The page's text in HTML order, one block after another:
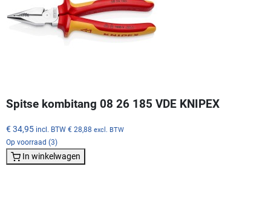
Spitse kombitang 08 26 185 VDE KNIPEX
€ 34,95 incl. BTW € 28,88 excl. BTW
Op voorraad (3)
In winkelwagen